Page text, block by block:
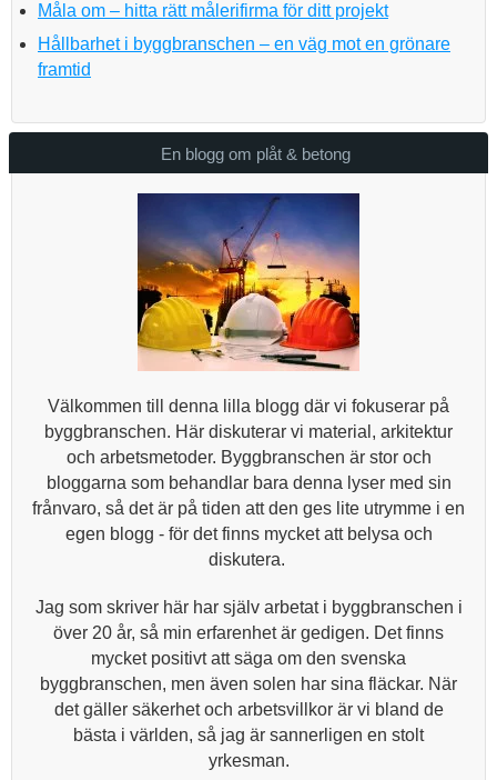
Måla om – hitta rätt målerifirma för ditt projekt
Hållbarhet i byggbranschen – en väg mot en grönare
framtid
En blogg om plåt & betong
Välkommen till denna lilla blogg där vi fokuserar på
byggbranschen. Här diskuterar vi material, arkitektur
och arbetsmetoder. Byggbranschen är stor och
bloggarna som behandlar bara denna lyser med sin
frånvaro, så det är på tiden att den ges lite utrymme i en
egen blogg - för det finns mycket att belysa och
diskutera.
Jag som skriver här har själv arbetat i byggbranschen i
över 20 år, så min erfarenhet är gedigen. Det finns
mycket positivt att säga om den svenska
byggbranschen, men även solen har sina fläckar. När
det gäller säkerhet och arbetsvillkor är vi bland de
bästa i världen, så jag är sannerligen en stolt
yrkesman.